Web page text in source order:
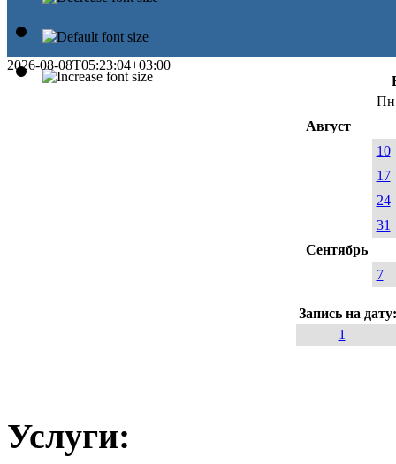
2026-08-08T05:23:04+03:00
Пн
Август
10
17
24
31
Сентябрь
7
Запись на
1
Услуги: